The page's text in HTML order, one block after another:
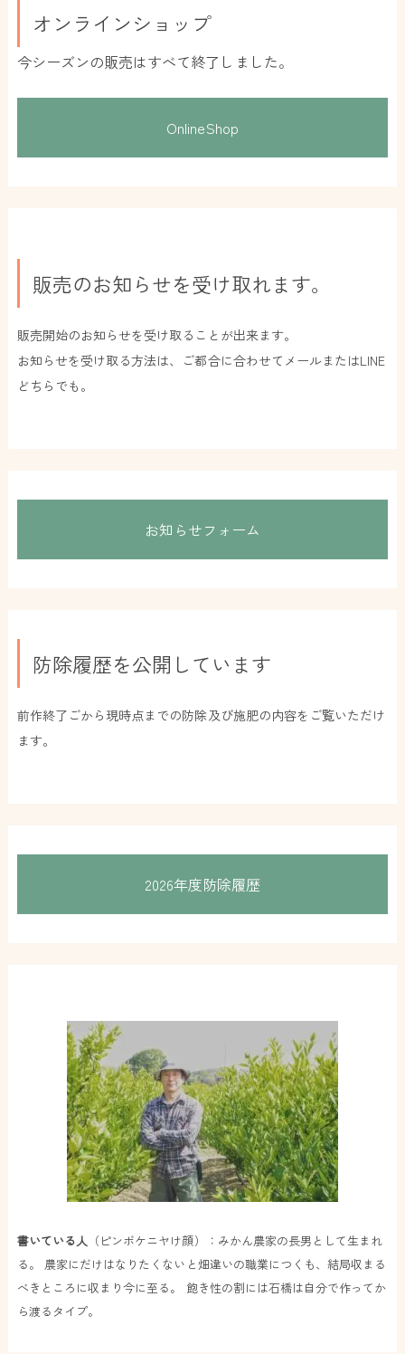
オンラインショップ
今シーズンの販売はすべて終了しました。
OnlineShop
販売のお知らせを受け取れます。
販売開始のお知らせを受け取ることが出来ます。
お知らせを受け取る方法は、ご都合に合わせてメールまたはLINE
どちらでも。
お知らせフォーム
防除履歴を公開しています
前作終了ごから現時点までの防除及び施肥の内容をご覧いただけ
ます。
2026年度防除履歴
書いている人 （ピンボケニヤけ顔）：みかん農家の長男として生まれ
る。 農家にだけはなりたくないと畑違いの職業につくも、結局収まる
べきところに収まり今に至る。 飽き性の割には石橋は自分で作ってか
ら渡るタイプ。